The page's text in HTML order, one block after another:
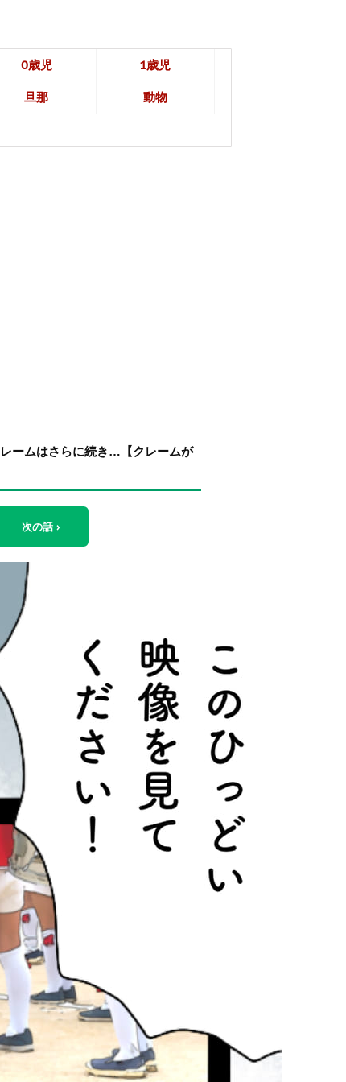
0歳児 1歳児
旦那 動物
ームはさらに続き…【クレームが
次の話 ›